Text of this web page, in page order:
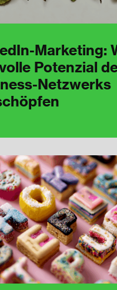
Marketing:
Potenzial
Netzwerks